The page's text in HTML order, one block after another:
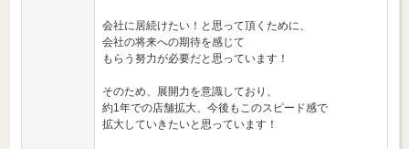
会社に居続けたい！と思って頂くために、
会社の将来への期待を感じて
もらう努力が必要だと思っています！
そのため、展開力を意識しており、
約1年での店舗拡大、今後もこのスピード感で
拡大していきたいと思っています！